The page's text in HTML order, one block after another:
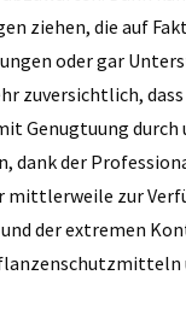
ziehen, die auf
oder gar
zuversichtlich,
Genugtuung
dank der
mittlerweile zur
der extremen